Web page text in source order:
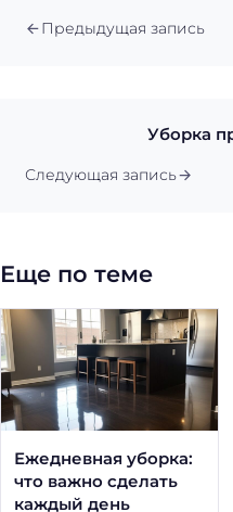
Предыдущая запись
Уборка
Следующая запись
Еще по теме
Ежедневная уборка:
что важно сделать
каждый день